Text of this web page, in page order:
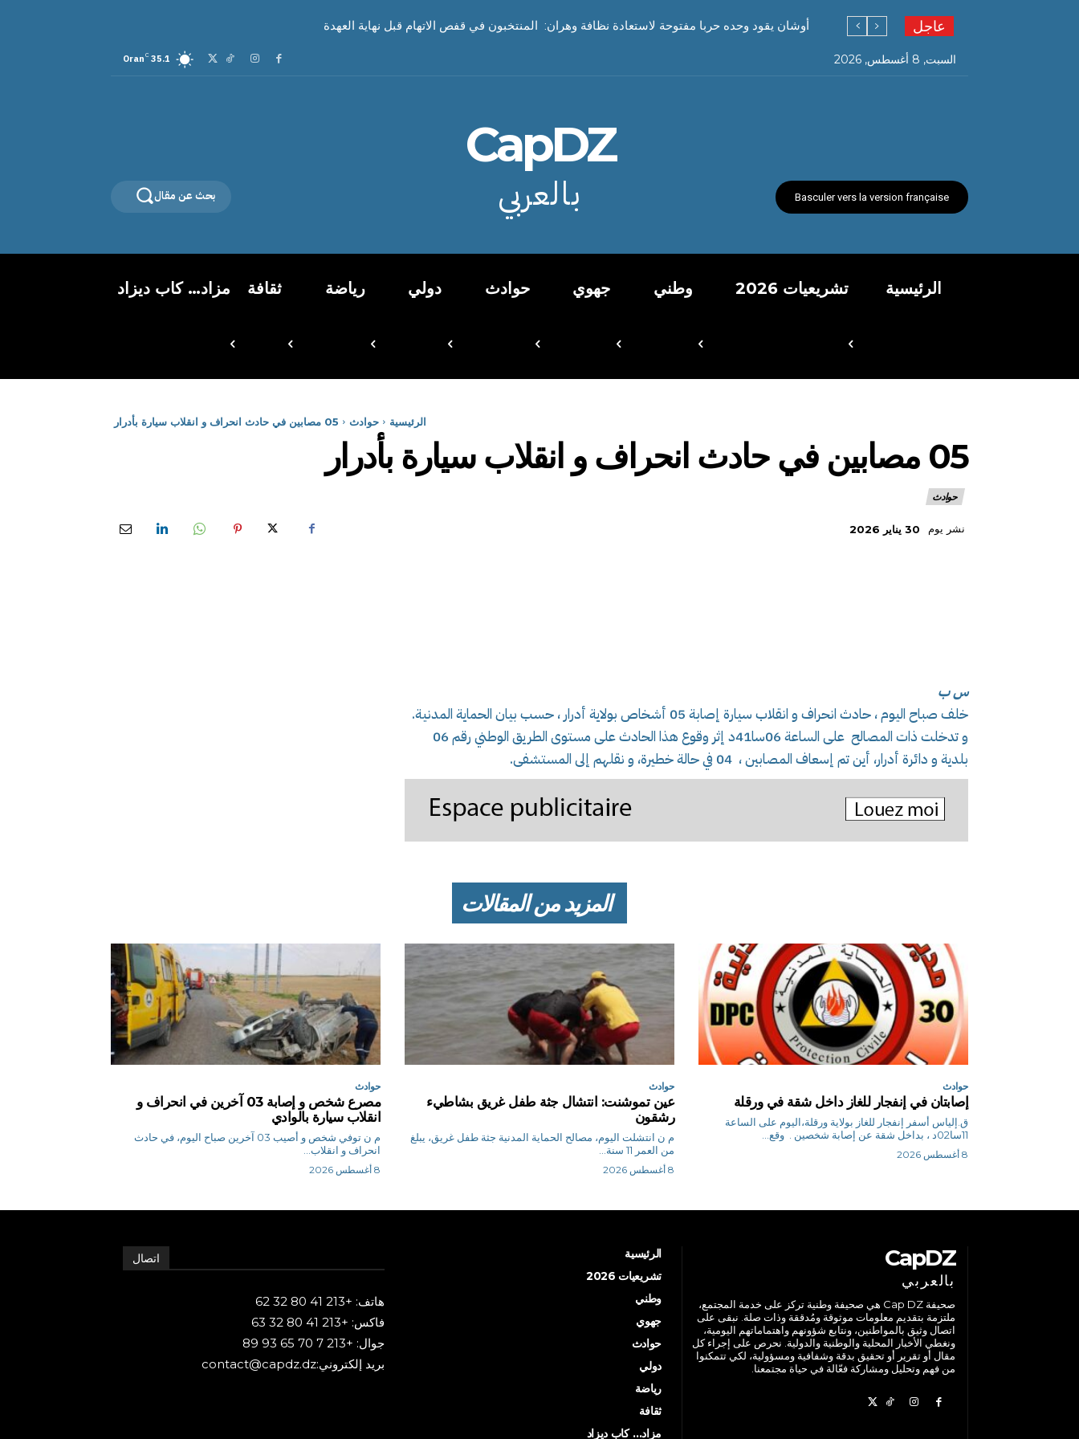
عاجل أوشان يقود وحده حربا مفتوحة لاستعادة نظافة وهران: المنتخبون في قفص الاتهام قبل نهاية العهدة
السبت, 8 أغسطس, 2026 35.1
C
Oran
Basculer vers la version française
CapDZ
بالعربي بحث عن مقال
الرئيسية تشريعيات 2026 وطني جهوي حوادث دولي رياضة ثقافة مزاد… كاب ديزاد
الرئيسية حوادث 05 مصابين في حادث انحراف و انقلاب سيارة بأدرار
05 مصابين في حادث انحراف و انقلاب سيارة بأدرار
حوادث
نشر يوم 30 يناير 2026
س ب
خلف صباح اليوم ، حادث انحراف و انقلاب سيارة إصابة 05 أشخاص بولاية أدرار ، حسب بيان الحماية المدنية.
و تدخلت ذات المصالح على الساعة 06سا41د إثر وقوع هذا الحادث على مستوى الطريق الوطني رقم 06
بلدية و دائرة أدرار، أين تم إسعاف المصابين ، 04 في حالة خطيرة، و نقلهم إلى المستشفى.
المزيد من المقالات
حوادث
إصابتان في إنفجار للغاز داخل شقة في ورقلة
ق.إلياس أسفر إنفجار للغاز بولاية ورقلة،اليوم على الساعة
11سا02د ، بداخل شقة عن إصابة شخصين . وقع...
8 أغسطس 2026
حوادث
عين تموشنت: انتشال جثة طفل غريق بشاطيء
رشقون
م ن انتشلت اليوم، مصالح الحماية المدنية جثة طفل غريق، يبلغ
من العمر 11 سنة...
8 أغسطس 2026
حوادث
مصرع شخص و إصابة 03 آخرين في انحراف و
انقلاب سيارة بالوادي
م ن توفي شخص و أصيب 03 آخرين صباح اليوم، في حادث
انحراف و انقلاب...
8 أغسطس 2026
CapDZ
بالعربي
صحيفة Cap DZ هي صحيفة وطنية تركز على خدمة المجتمع،
ملتزمة بتقديم معلومات موثوقة ومُدققة وذات صلة. نبقى على
اتصال وثيق بالمواطنين، ونتابع شؤونهم واهتماماتهم اليومية،
ونغطي الأخبار المحلية والوطنية والدولية. نحرص على إجراء كل
مقال أو تقرير أو تحقيق بدقة وشفافية ومسؤولية، لكي تتمكنوا
من فهم وتحليل ومشاركة فعّالة في حياة مجتمعنا.
الرئيسية
تشريعيات 2026
وطني
جهوي
حوادث
دولي
رياضة
ثقافة
مزاد… كاب ديزاد
اتصال
هاتف: +213 41 80 32 62
فاكس: +213 41 80 32 63
جوال: +213 7 70 65 93 89
بريد إلكتروني:contact@capdz.dz